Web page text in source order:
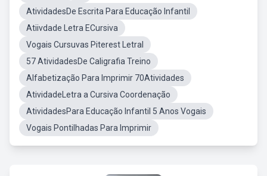
AtividadesDe Escrita Para Educação Infantil
Atiivdade Letra ECursiva
Vogais Cursuvas Piterest LetraI
57 AtividadesDe Caligrafia Treino
Alfabetização Para Imprimir 70Atividades
AtividadeLetra a Cursiva Coordenação
AtividadesPara Educação Infantil 5 Anos Vogais
Vogais Pontilhadas Para Imprimir